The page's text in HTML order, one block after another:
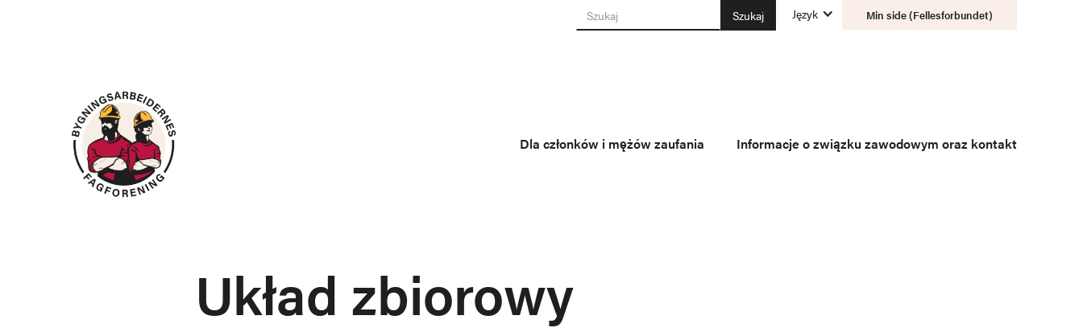
Język Min side (Fellesforbundet)
Dla członków i mężów zaufania Informacje o związku zawodowym oraz kontakt
Układ zbiorowy